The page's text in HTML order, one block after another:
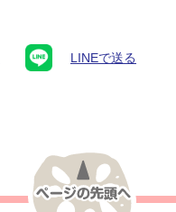
LINEで送る